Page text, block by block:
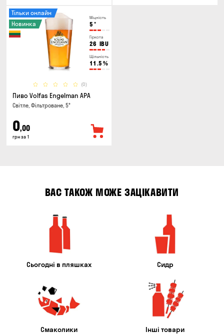
Міцність
5 °
Гіркота
26 IBU
Щільність
11.5 %
(0)
Тільки онлайн
Новинка
Пиво Volfas Engelman APA
Світле, Фільтроване, 5°
0,00
грн за 1
ВАС ТАКОЖ МОЖЕ ЗАЦІКАВИТИ
Сьогодні в пляшках Сидр
Смаколики Інші товари